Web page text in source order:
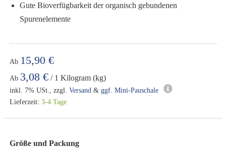
Ab 15,90 €
Ab 3,08 € / 1 Kilogram (kg)
inkl. 7% USt., zzgl.Versand &ggf. Mini-Pauschale
Lieferzeit:3-4 Tage
Größe und Packung
Gute Bioverfügbarkeit der organisch gebundenen
Spurenelemente